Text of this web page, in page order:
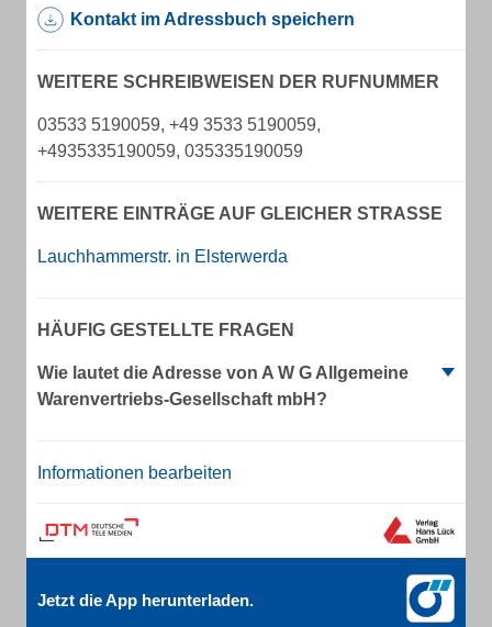
Kontakt im Adressbuch speichern
WEITERE SCHREIBWEISEN DER RUFNUMMER
03533 5190059, +49 3533 5190059,
+4935335190059, 035335190059
WEITERE EINTRÄGE AUF GLEICHER STRASSE
Lauchhammerstr. in Elsterwerda
HÄUFIG GESTELLTE FRAGEN
Wie lautet die Adresse von A W G Allgemeine
Warenvertriebs-Gesellschaft mbH?
Informationen bearbeiten
Jetzt die App herunterladen.